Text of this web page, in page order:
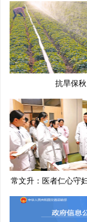
抗旱保秋
常文升：医者仁心守